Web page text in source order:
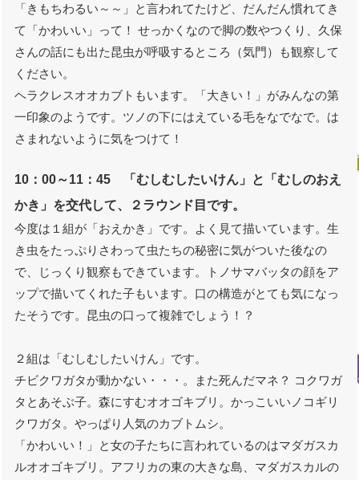
「きもちわるい～～」と言われてたけど、だんだん慣れてき
て「かわいい」って！ せっかくなので脚の数やつくり、久保
さんの話にも出た昆虫が呼吸するところ（気門）も観察して
ください。
ヘラクレスオオカブトもいます。「大きい！」がみんなの第
一印象のようです。ツノの下にはえている毛をなでなで。は
さまれないように気をつけて！
10：00～11：45 「むしむしたいけん」と「むしのおえ
かき」を交代して、２ラウンド目です。
今度は１組が「おえかき」です。よく見て描いています。生
き虫をたっぷりさわって虫たちの秘密に気がついた後なの
で、じっくり観察もできています。トノサマバッタの顔をア
ップで描いてくれた子もいます。口の構造がとても気になっ
たそうです。昆虫の口って複雑でしょう！？
２組は「むしむしたいけん」です。
チビクワガタが動かない・・・。また死んだマネ？ コクワガ
タとあそぶ子。森にすむオオゴキブリ。かっこいいノコギリ
クワガタ。やっぱり人気のカブトムシ。
「かわいい！」と女の子たちに言われているのはマダガスカ
ルオオゴキブリ。アフリカの東の大きな島、マダガスカルの